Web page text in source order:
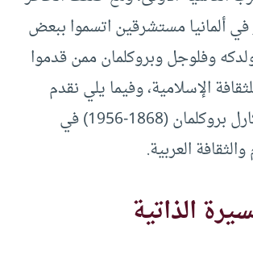
في ألمانيا مستشرقين اتسموا ببعض
وفلوجل وبروكلمان ممن قدموا
الإسلامية، وفيما يلي نقدم
تعريفا بجهود كارل بروكلمان (1868-1956) في
العربية.
الذاتية